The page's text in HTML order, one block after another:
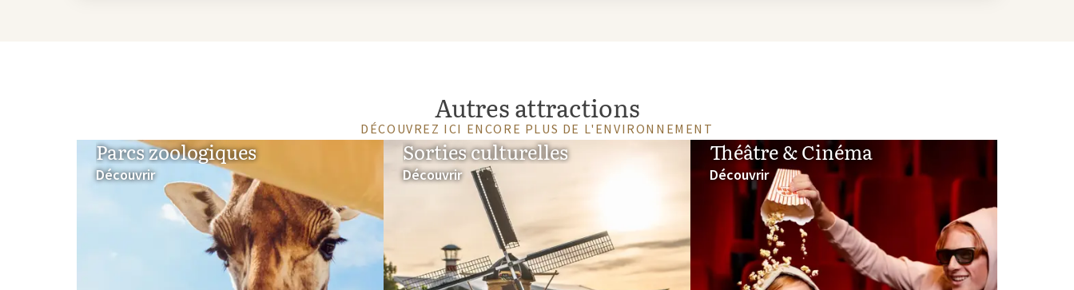
Autres attractions
DÉCOUVREZ ICI ENCORE PLUS DE L'ENVIRONNEMENT
Parcs zoologiques
Découvrir
Sorties culturelles
Découvrir
Théâtre & Cinéma
Découvrir